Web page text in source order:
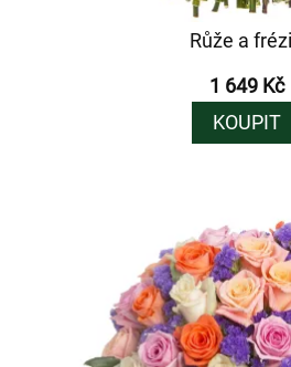
Růže a
1 649 Kč
KOUPIT